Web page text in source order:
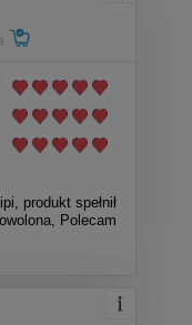
produkt spełnił
Polecam